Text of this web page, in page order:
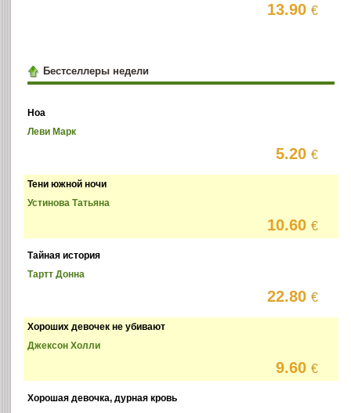
13.90€
Бестселлеры недели
Ноа
Леви Марк
5.20€
Тени южной ночи
Устинова Татьяна
10.60€
Тайная история
Тартт Донна
22.80€
Хороших девочек не убивают
Джексон Холли
9.60€
Хорошая девочка, дурная кровь